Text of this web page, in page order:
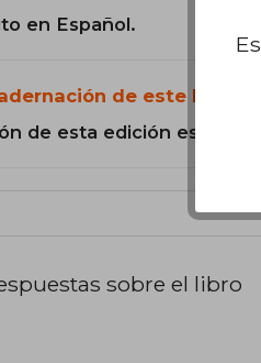
en Español.
de este libro?
de esta edición es Tapa
sobre el libro